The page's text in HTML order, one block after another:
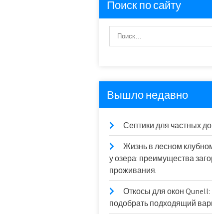
Поиск по сайту
Вышло недавно
Септики для частных
Жизнь в лесном
у озера: преимущества
проживания.
Откосы для окон Qunell:
подобрать подходящий